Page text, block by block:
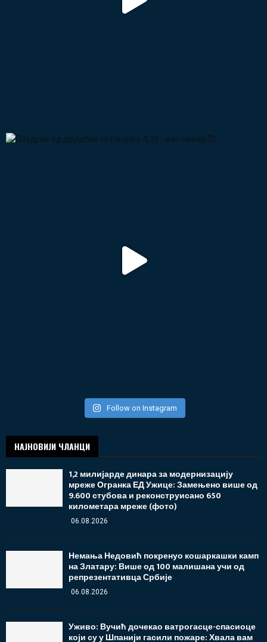
Follow on Instagram
НАЈНОВИЈИ ЧЛАНЦИ
1,2 милијарде динара за модернизацију
мреже Огранка ЕД Ужице: Замењено више од
9.600 стубова и реконструисано 650
километара мреже (фото)
06.08.2026
Немања Недовић покренуо кошаркашки камп
на Златару: Више од 100 малишана учи од
репрезентативца Србије
06.08.2026
Уживо: Вучић дочекао ватрогасце-спасиоце
који су у Шпанији гасили пожаре: Хвала вам